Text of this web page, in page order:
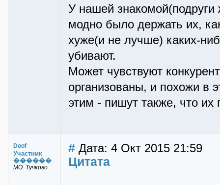
У нашей
модно было держать их,
хуже(и не лучше) каких-
убивают.
Может чувствуют
организованы, и похожи в
этим - пишут также, что их
Doof
Участник
������
МО. Тучково
# Дата: 4 Окт 2015 21:59
Цитата